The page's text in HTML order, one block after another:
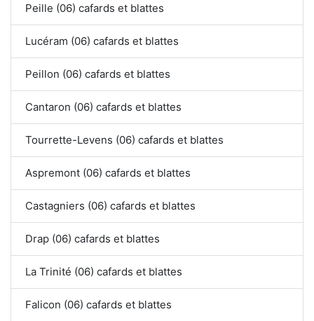
Peille (06) cafards et blattes
Lucéram (06) cafards et blattes
Peillon (06) cafards et blattes
Cantaron (06) cafards et blattes
Tourrette-Levens (06) cafards et blattes
Aspremont (06) cafards et blattes
Castagniers (06) cafards et blattes
Drap (06) cafards et blattes
La Trinité (06) cafards et blattes
Falicon (06) cafards et blattes